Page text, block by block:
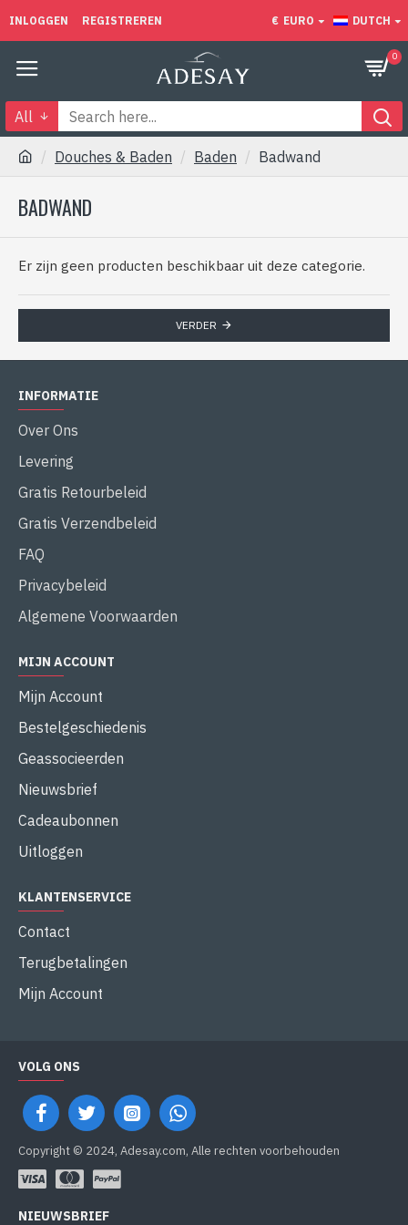
INLOGGEN REGISTREREN € EURO DUTCH
0
All
Douches & Baden Baden Badwand
BADWAND
Er zijn geen producten beschikbaar uit deze categorie.
VERDER
INFORMATIE
Over Ons
Levering
Gratis Retourbeleid
Gratis Verzendbeleid
FAQ
Privacybeleid
Algemene Voorwaarden
MIJN ACCOUNT
Mijn Account
Bestelgeschiedenis
Geassocieerden
Nieuwsbrief
Cadeaubonnen
Uitloggen
KLANTENSERVICE
Contact
Terugbetalingen
Mijn Account
VOLG ONS
Copyright © 2024, Adesay.com, Alle rechten voorbehouden
NIEUWSBRIEF